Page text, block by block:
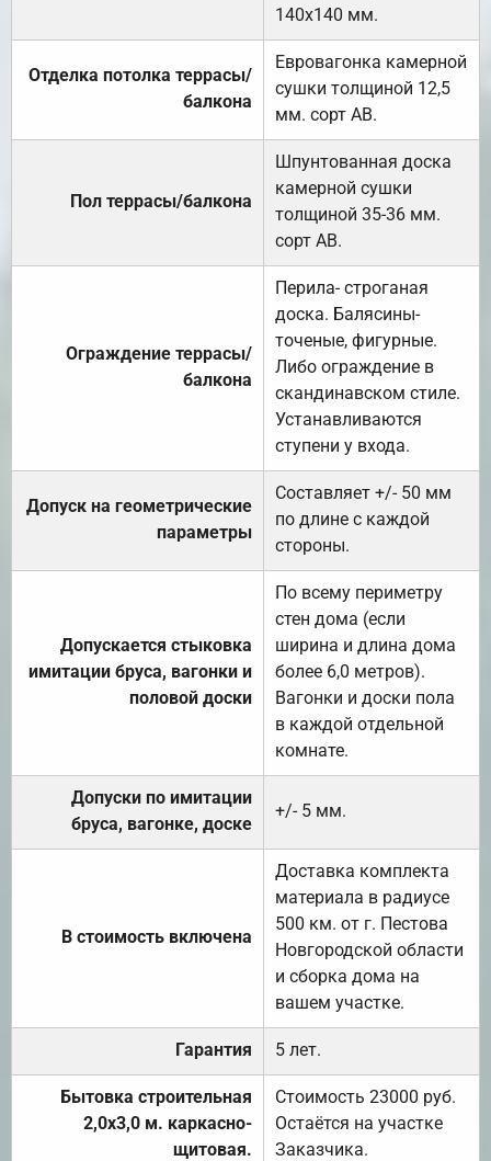
140х140 мм.
Отделка потолка террасы/
балкона
Евровагонка камерной
сушки толщиной 12,5
мм. сорт АВ.
Пол террасы/балкона
Шпунтованная доска
камерной сушки
толщиной 35-36 мм.
сорт АВ.
Ограждение террасы/
балкона
Перила- строганая
доска. Балясины-
точеные, фигурные.
Либо ограждение в
скандинавском стиле.
Устанавливаются
ступени у входа.
Допуск на геометрические
параметры
Составляет +/- 50 мм
по длине с каждой
стороны.
Допускается стыковка
имитации бруса, вагонки и
половой доски
По всему периметру
стен дома (если
ширина и длина дома
более 6,0 метров).
Вагонки и доски пола
в каждой отдельной
комнате.
Допуски по имитации
бруса, вагонке, доске
+/- 5 мм.
В стоимость включена
Доставка комплекта
материала в радиусе
500 км. от г. Пестова
Новгородской области
и сборка дома на
вашем участке.
Гарантия 5 лет.
Бытовка строительная
2,0х3,0 м. каркасно-
щитовая.
Стоимость 23000 руб.
Остаётся на участке
Заказчика.